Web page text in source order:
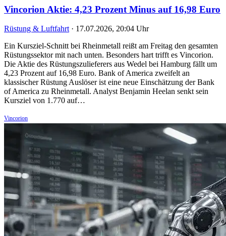
Vincorion Aktie: 4,23 Prozent Minus auf 16,98 Euro
Rüstung & Luftfahrt · 17.07.2026, 20:04 Uhr
Ein Kursziel-Schnitt bei Rheinmetall reißt am Freitag den gesamten
Rüstungssektor mit nach unten. Besonders hart trifft es Vincorion.
Die Aktie des Rüstungszulieferers aus Wedel bei Hamburg fällt um
4,23 Prozent auf 16,98 Euro. Bank of America zweifelt an
klassischer Rüstung Auslöser ist eine neue Einschätzung der Bank
of America zu Rheinmetall. Analyst Benjamin Heelan senkt sein
Kursziel von 1.770 auf…
Vincorion